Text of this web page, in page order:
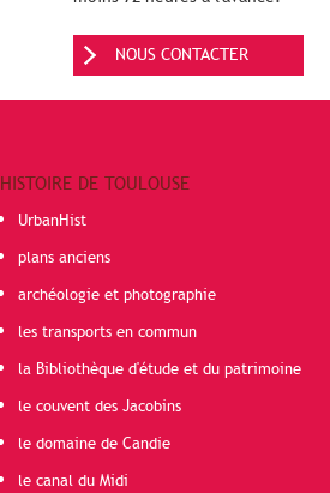
NOUS CONTACTER
HISTOIRE DE TOULOUSE
UrbanHist
plans anciens
archéologie et photographie
les transports en commun
la Bibliothèque d'étude et du patrimoine
le couvent des Jacobins
le domaine de Candie
le canal du Midi